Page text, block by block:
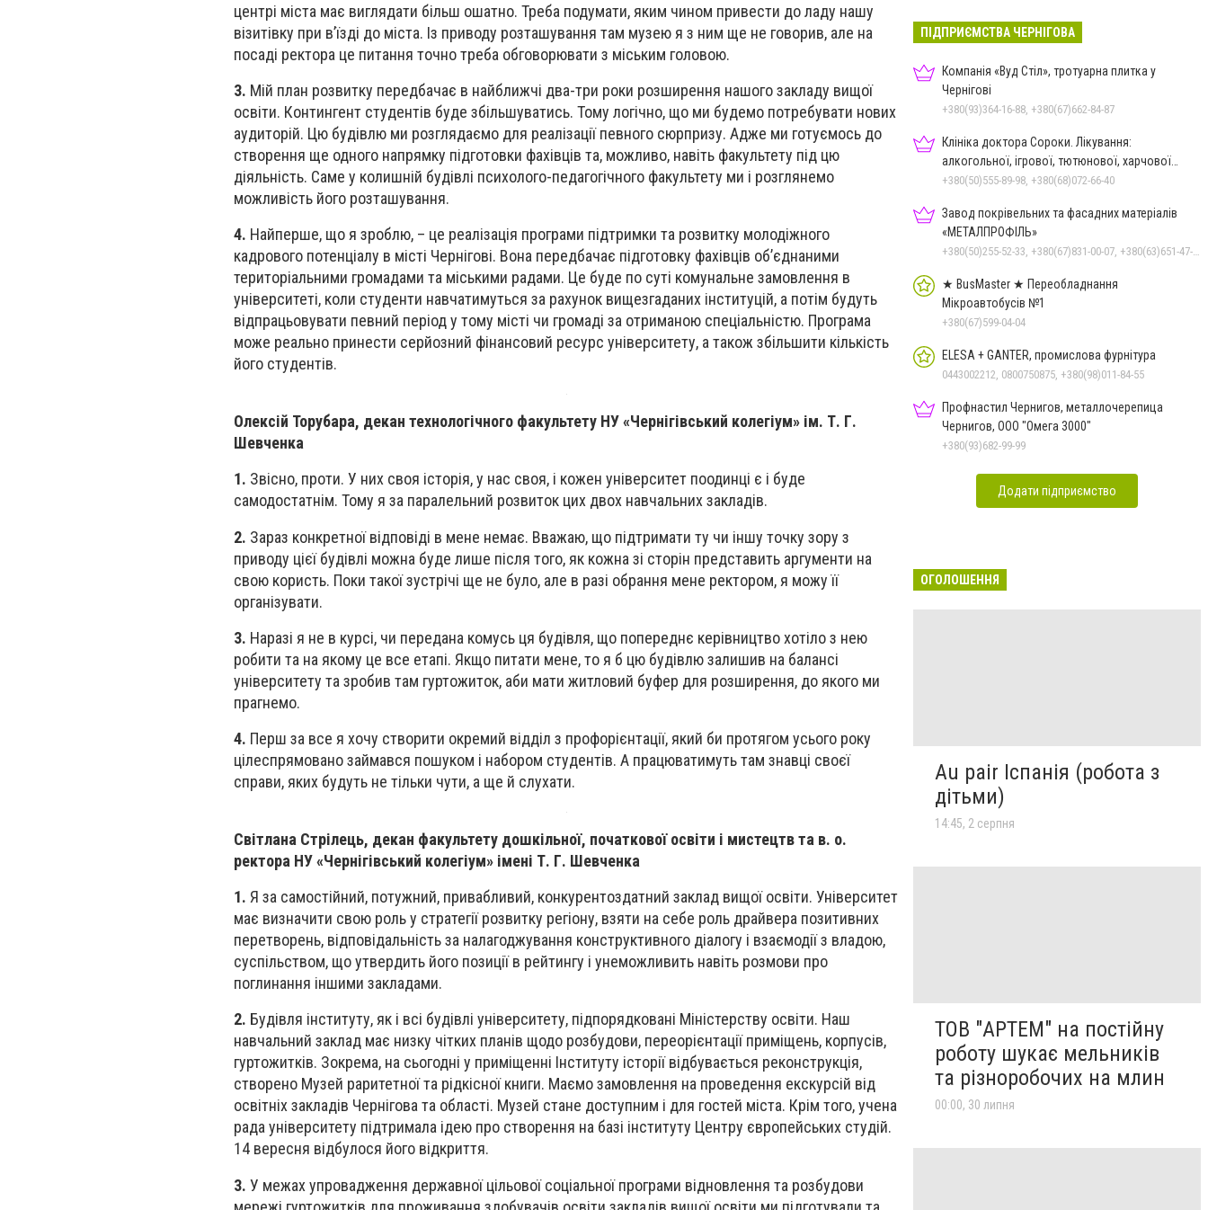
центрі міста має виглядати більш ошатно. Треба подумати, яким чином привести до ладу нашу
візитівку при в’їзді до міста. Із приводу розташування там музею я з ним ще не говорив, але на
посаді ректора це питання точно треба обговорювати з міським головою.
3. Мій план розвитку передбачає в найближчі два-три роки розширення нашого закладу вищої
освіти. Контингент студентів буде збільшуватись. Тому логічно, що ми будемо потребувати нових
аудиторій. Цю будівлю ми розглядаємо для реалізації певного сюрпризу. Адже ми готуємось до
створення ще одного напрямку підготовки фахівців та, можливо, навіть факультету під цю
діяльність. Саме у колишній будівлі психолого-педагогічного факультету ми і розглянемо
можливість його розташування.
4. Найперше, що я зроблю, – це реалізація програми підтримки та розвитку молодіжного
кадрового потенціалу в місті Чернігові. Вона передбачає підготовку фахівців об’єднаними
територіальними громадами та міськими радами. Це буде по суті комунальне замовлення в
університеті, коли студенти навчатимуться за рахунок вищезгаданих інституцій, а потім будуть
відпрацьовувати певний період у тому місті чи громаді за отриманою спеціальністю. Програма
може реально принести серйозний фінансовий ресурс університету, а також збільшити кількість
його студентів.
Олексій Торубара, декан технологічного факультету НУ «Чернігівський колегіум» ім. Т. Г.
Шевченка
1. Звісно, проти. У них своя історія, у нас своя, і кожен університет поодинці є і буде
самодостатнім. Тому я за паралельний розвиток цих двох навчальних закладів.
2. Зараз конкретної відповіді в мене немає. Вважаю, що підтримати ту чи іншу точку зору з
приводу цієї будівлі можна буде лише після того, як кожна зі сторін представить аргументи на
свою користь. Поки такої зустрічі ще не було, але в разі обрання мене ректором, я можу її
організувати.
3. Наразі я не в курсі, чи передана комусь ця будівля, що попереднє керівництво хотіло з нею
робити та на якому це все етапі. Якщо питати мене, то я б цю будівлю залишив на балансі
університету та зробив там гуртожиток, аби мати житловий буфер для розширення, до якого ми
прагнемо.
4. Перш за все я хочу створити окремий відділ з профорієнтації, який би протягом усього року
цілеспрямовано займався пошуком і набором студентів. А працюватимуть там знавці своєї
справи, яких будуть не тільки чути, а ще й слухати.
Світлана Стрілець, декан факультету дошкільної, початкової освіти і мистецтв та в. о.
ректора НУ «Чернігівський колегіум» імені Т. Г. Шевченка
1. Я за самостійний, потужний, привабливий, конкурентоздатний заклад вищої освіти. Університет
має визначити свою роль у стратегії розвитку регіону, взяти на себе роль драйвера позитивних
перетворень, відповідальність за налагоджування конструктивного діалогу і взаємодії з владою,
суспільством, що утвердить його позиції в рейтингу і унеможливить навіть розмови про
поглинання іншими закладами.
2. Будівля інституту, як і всі будівлі університету, підпорядковані Міністерству освіти. Наш
навчальний заклад має низку чітких планів щодо розбудови, переорієнтації приміщень, корпусів,
гуртожитків. Зокрема, на сьогодні у приміщенні Інституту історії відбувається реконструкція,
створено Музей раритетної та рідкісної книги. Маємо замовлення на проведення екскурсій від
освітніх закладів Чернігова та області. Музей стане доступним і для гостей міста. Крім того, учена
рада університету підтримала ідею про створення на базі інституту Центру європейських студій.
14 вересня відбулося його відкриття.
3. У межах упровадження державної цільової соціальної програми відновлення та розбудови
ПІДПРИЄМСТВА ЧЕРНІГОВА
Компанія «Вуд Стіл», тротуарна плитка у
Чернігові
+380(93)364-16-88, +380(67)662-84-87
Клініка доктора Сороки. Лікування:
алкогольної, ігрової, тютюнової, харчової
залежностей, неврозів т
+380(50)555-89-98, +380(68)072-66-40
Завод покрівельних та фасадних матеріалів
«МЕТАЛПРОФІЛЬ»
★ BusMaster ★ Переобладнання
Мікроавтобусів №1
+380(67)599-04-04
ELESA + GANTER, промислова фурнітура
0443002212, 0800750875, +380(98)011-84-55
Профнастил Чернигов, металлочерепица
Чернигов, ООО "Омега 3000"
+380(93)682-99-99
Додати підприємство
ОГОЛОШЕННЯ
Au pair Іспанія (робота з
дітьми)
14:45, 2 серпня
ТОВ "АРТЕМ" на постійну
роботу шукає мельників
та різноробочих на млин
00:00, 30 липня